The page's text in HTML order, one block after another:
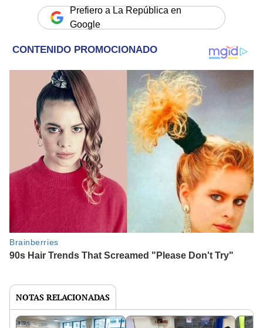
Prefiero a La República en
Google
NOTAS RELACIONADAS